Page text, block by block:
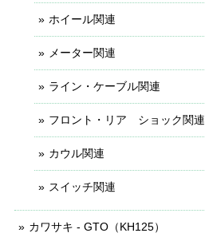
ホイール関連
メーター関連
ライン・ケーブル関連
フロント・リア ショック関連
カウル関連
スイッチ関連
カワサキ - GTO（KH125）